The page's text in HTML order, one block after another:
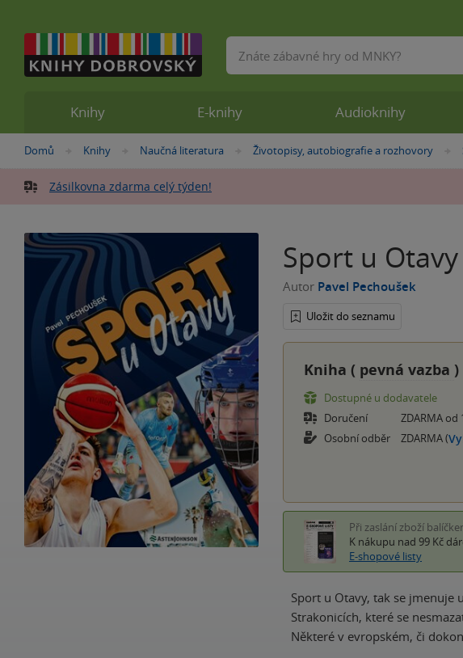
Nacházíte
zde:
Domů »
Knihy »
Naučná literatura »
Životopisy, autobiografie a rozhovory
Zásilkovna zdarma celý týden!
Sport u Otavy
Autor Pavel Pechoušek
Uložit do seznamu
Kniha ( pevná vazba )
Dostupné u dodavatele
Doručení
ZDARMA od
Osobní odběr
ZDARMA (
Při zaslání zboží
K nákupu nad 99 Kč
E-shopové listy
Sport u Otavy, tak se
Strakonicích, které se
Některé v evropském, či
Knihy E-knihy Audioknihy
Vyhledávání